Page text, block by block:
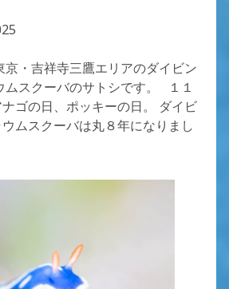
京・吉祥寺三鷹エリアのダイビン
ムスクーバのサトシです。 １１
ゴの日、ポッキーの日。 ダイビ
ムスクーバは丸８年になりまし